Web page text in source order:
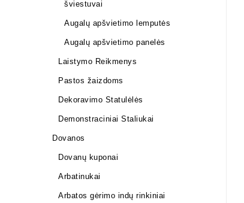
šviestuvai
Augalų apšvietimo lemputės
Augalų apšvietimo panelės
Laistymo Reikmenys
Pastos žaizdoms
Dekoravimo Statulėlės
Demonstraciniai Staliukai
Dovanos
Dovanų kuponai
Arbatinukai
Arbatos gėrimo indų rinkiniai